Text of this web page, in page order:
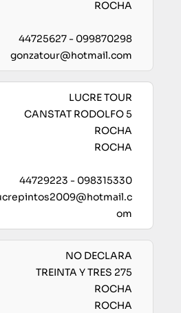
ROCHA
44725627 - 099870298
gonzatour@hotmail.com
LUCRE TOUR
CANSTAT RODOLFO 5
ROCHA
ROCHA
44729223 - 098315330
om
NO DECLARA
TREINTA Y TRES 275
ROCHA
ROCHA